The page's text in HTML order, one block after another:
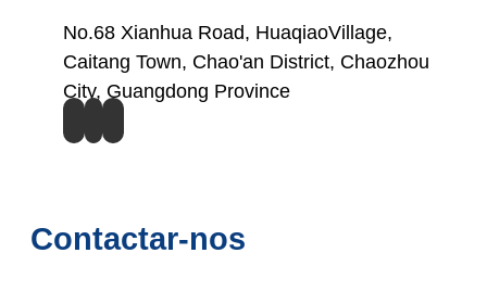
No.68 Xianhua Road, HuaqiaoVillage,
Caitang Town, Chao'an District, Chaozhou
City, Guangdong Province
Contactar-nos